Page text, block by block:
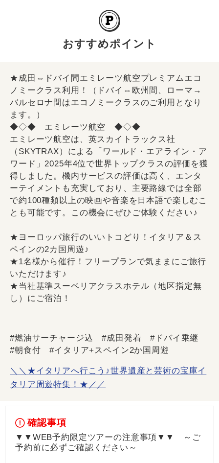
おすすめポイント
★成田⇔ドバイ間エミレーツ航空プレミアムエコ
ノミークラス利用！（ドバイ⇔欧州間、ローマ→
バルセロナ間はエコノミークラスのご利用となり
ます。）
◆◇◆ エミレーツ航空 ◆◇◆
エミレーツ航空は、英スカイトラックス社
（SKYTRAX）による「ワールド・エアライン・ア
ワード」2025年4位で世界トップクラスの評価を獲
得しました。機内サービスの評価は高く、エンタ
ーテイメントも充実しており、主要路線では全部
で約100種類以上の映画や音楽を日本語で楽しむこ
とも可能です。この機会にぜひご体験ください♪
★ヨーロッパ旅行のいいトコどり！イタリア＆ス
ペインの2カ国周遊♪
★1名様から催行！フリープランで気ままにご旅行
いただけます♪
★当社基準スーペリアクラスホテル（地区指定無
し）にご宿泊！
#燃油サーチャージ込 #成田発着 #ドバイ乗継
#朝食付 #イタリア+スペイン2か国周遊
＼＼★イタリアへ行こう♪世界遺産と芸術の宝庫イ
タリア周遊特集！★／／
確認事項
▼▼WEB予約限定ツアーの注意事項▼▼ ～ご
予約前に必ずご確認ください～